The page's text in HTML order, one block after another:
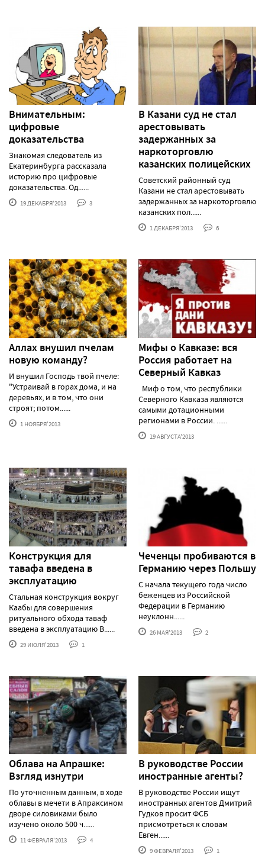
Внимательным:
цифровые
доказательства
Знакомая следователь из
Екатеринбурга рассказала
историю про цифровые
доказательства. Од......
19 ДЕКАБРЯ'2013 3
В Казани суд не стал
арестовывать
задержанных за
наркоторговлю
казанских полицейских
Советский районный суд
Казани не стал арестовывать
задержанных за наркоторговлю
казанских пол......
1 ДЕКАБРЯ'2013 6
Аллах внушил пчелам
новую команду?
И внушил Господь твой пчеле:
"Устраивай в горах дома, и на
деревьях, и в том, что они
строят; потом......
1 НОЯБРЯ'2013
Мифы о Кавказе: вся
Россия работает на
Северный Кавказ
Миф о том, что республики
Северного Кавказа являются
самыми дотационными
регионами в России. ......
19 АВГУСТА'2013
Конструкция для
тавафа введена в
эксплуатацию
Стальная конструкция вокруг
Каабы для совершения
ритуального обхода таваф
введена в эксплуатацию В......
29 ИЮЛЯ'2013 1
Чеченцы пробиваются в
Германию через Польшу
С начала текущего года число
беженцев из Российской
Федерации в Германию
неуклонн......
26 МАЯ'2013 2
Облава на Апрашке:
Взгляд изнутри
По уточненным данным, в ходе
облавы в мечети в Апраксином
дворе силовиками было
изучено около 500 ч......
11 ФЕВРАЛЯ'2013 4
В руководстве России
иностранные агенты?
В руководстве России ищут
иностранных агентов Дмитрий
Гудков просит ФСБ
присмотреться к словам
Евген......
9 ФЕВРАЛЯ'2013 1